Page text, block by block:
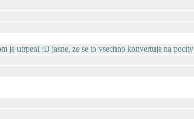
je utrpeni :D jasne, ze se to vsechno konvertuje na pocity